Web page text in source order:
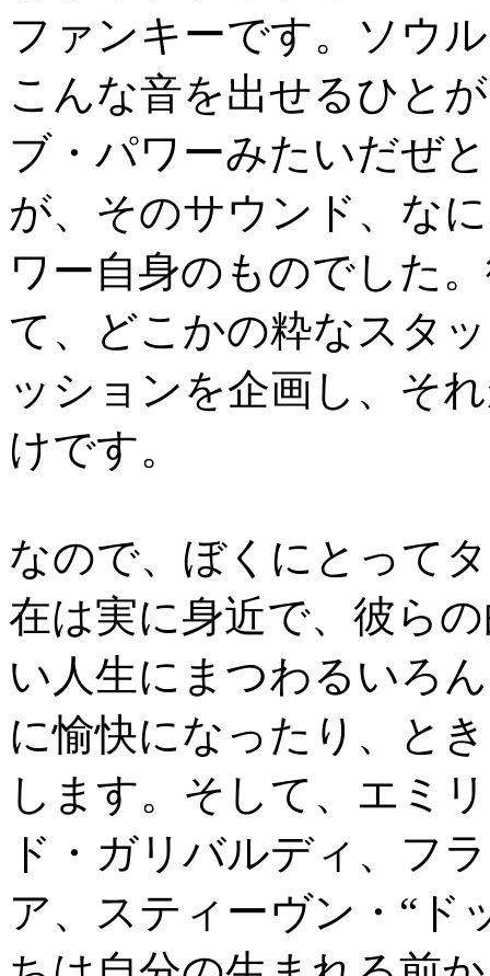
ファンキーです。ソウ
こんな音を出せるひと
ブ・パワーみたいだぜ
が、そのサウンド、な
ワー自身のものでした
て、どこかの粋なスタ
ッションを企画し、そ
けです。
なので、ぼくにとって
在は実に身近で、彼ら
い人生にまつわるいろ
に愉快になったり、と
します。そして、エミ
ド・ガリバルディ、フ
ア、スティーヴン・“ド